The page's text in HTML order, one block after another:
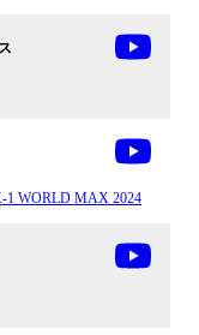
1 WORLD MAX 2024